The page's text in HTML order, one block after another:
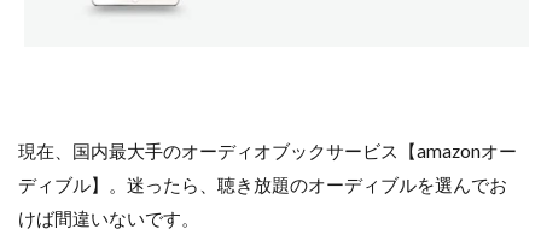
現在、国内最大手のオーディオブックサービス【amazonオー
ディブル】。迷ったら、聴き放題のオーディブルを選んでお
けば間違いないです。